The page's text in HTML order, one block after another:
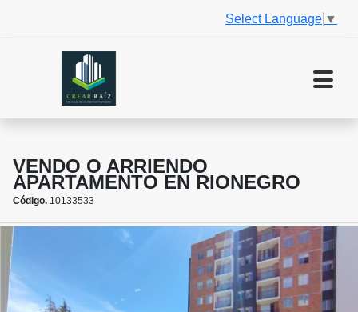
Select Language ▼
VENDO O ARRIENDO
APARTAMENTO EN RIONEGRO
Código. 10133533